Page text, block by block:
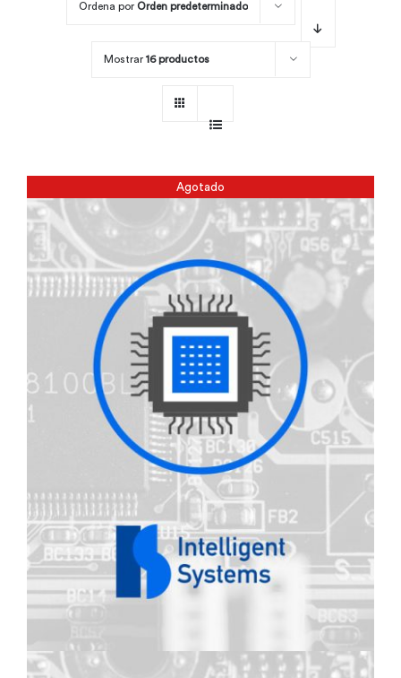
Ordena por Orden predeterminado
Mostrar 16 productos
Agotado